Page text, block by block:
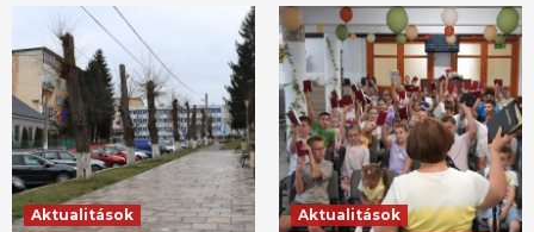
Aktualitások
Aktualitások